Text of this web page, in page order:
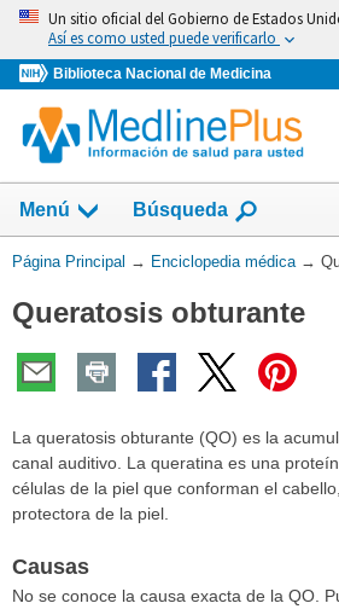
Omita
vaya
al
Contenido
Un sitio oficial del Gobierno de Estados
Así es como usted puede verificarlo
Biblioteca Nacional de Medicina
Menú Búsqueda
Usted
aquí:
Página Principal → Enciclopedia médica →
Queratosis obturante
La queratosis obturante (QO) es la
canal auditivo. La queratina es una
células de la piel que conforman el
protectora de la piel.
Causas
No se conoce la causa exacta de la QO.